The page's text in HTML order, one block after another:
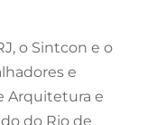
o Sintcon e o
e
Arquitetura e
do Rio de